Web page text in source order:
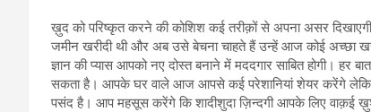
ख़ुद को परिष्कृत करने की कोशिश कई तरीक़ों से अपना असर
जमीन खरीदी थी और अब उसे बेचना चाहते हैं उन्हें आज कोई अच्छा
ज्ञान की प्यास आपको नए दोस्त बनाने में मददगार साबित होगी। हर
सकता है। आपके घर वाले आज आपसे कई परेशानियां शेयर करेंगे
पसंद है। आप महसूस करेंगे कि शादीशुदा ज़िन्दगी आपके लिए वाक़ई